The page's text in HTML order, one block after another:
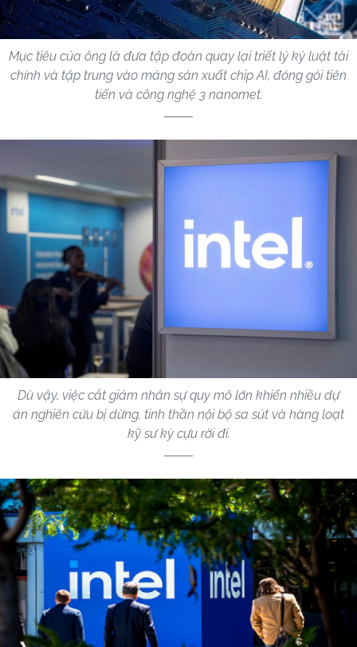
Mục tiêu của ông là đưa tập đoàn quay lại triết lý kỷ luật tài
chính và tập trung vào mảng sản xuất chip AI, đóng gói tiên
tiến và công nghệ 3 nanomet.
Dù vậy, việc cắt giảm nhân sự quy mô lớn khiến nhiều dự
án nghiên cứu bị dừng, tinh thần nội bộ sa sút và hàng loạt
kỹ sư kỳ cựu rời đi.